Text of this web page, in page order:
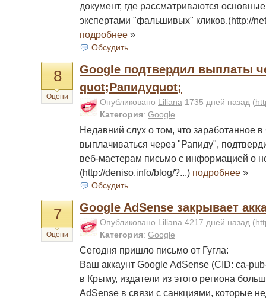
документ, где рассматриваются
экспертами "фальшивых" кликов.(http://
подробнее »
Обсудить
8
Оцени
Google подтвердил выплаты
quot;Рапидуquot;
Опубликовано Liliana 1735 дней назад (
Категория: Google
Недавний слух о том, что заработанное
выплачиваться через "Рапиду",
веб-мастерам письмо с информацией о
(http://deniso.info/blog/?...) подробнее »
Обсудить
7
Оцени
Google AdSense закрывает
Опубликовано Liliana 4217 дней назад (
Категория: Google
Сегодня пришло письмо от Гугла:
Ваш аккаунт Google AdSense (CID: ca-
в Крыму, издатели из этого региона
AdSense в связи с санкциями, которые